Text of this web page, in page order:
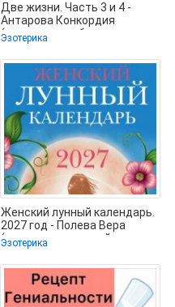
Две жизни. Часть 3 и 4 -
Антарова Конкордия
(читать книги без
регистрации .TXT,
Эзотерика
Женский лунный календарь.
2027 год - Полева Вера
(читать книги онлайн
бесплатно
Эзотерика